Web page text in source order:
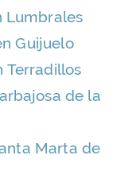
Lumbrales
Guijuelo
Terradillos
de la
Marta de